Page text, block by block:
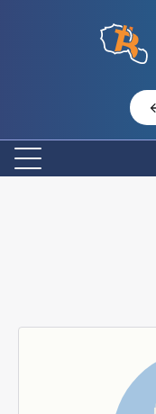
Logo